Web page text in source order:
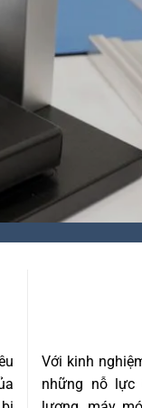
Với kinh
những nỗ lực